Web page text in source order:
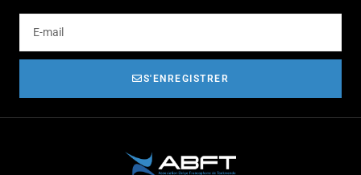
S'ENREGISTRER